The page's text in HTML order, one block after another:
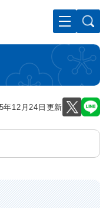
文へ
年12月24日更新